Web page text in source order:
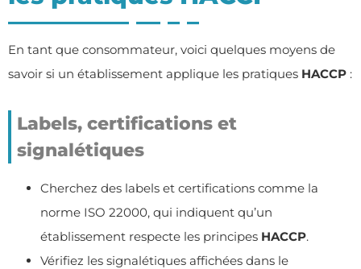
En tant que consommateur, voici quelques moyens de
savoir si un établissement applique les pratiques HACCP :
Labels, certifications et
signalétiques
Cherchez des labels et certifications comme la
norme ISO 22000, qui indiquent qu’un
établissement respecte les principes HACCP.
Vérifiez les signalétiques affichées dans le